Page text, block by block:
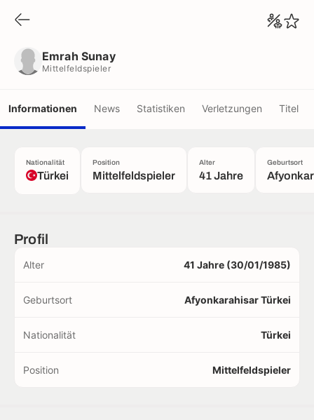
Emrah Sunay
Mittelfeldspieler
Informationen News Statistiken Verletzungen Titel
Nationalität
Türkei
Position
Mittelfeldspieler
Alter
41 Jahre
Geburtsort
Profil
Alter 41 Jahre (30/01/1985)
Geburtsort Afyonkarahisar Türkei
Nationalität Türkei
Position Mittelfeldspieler